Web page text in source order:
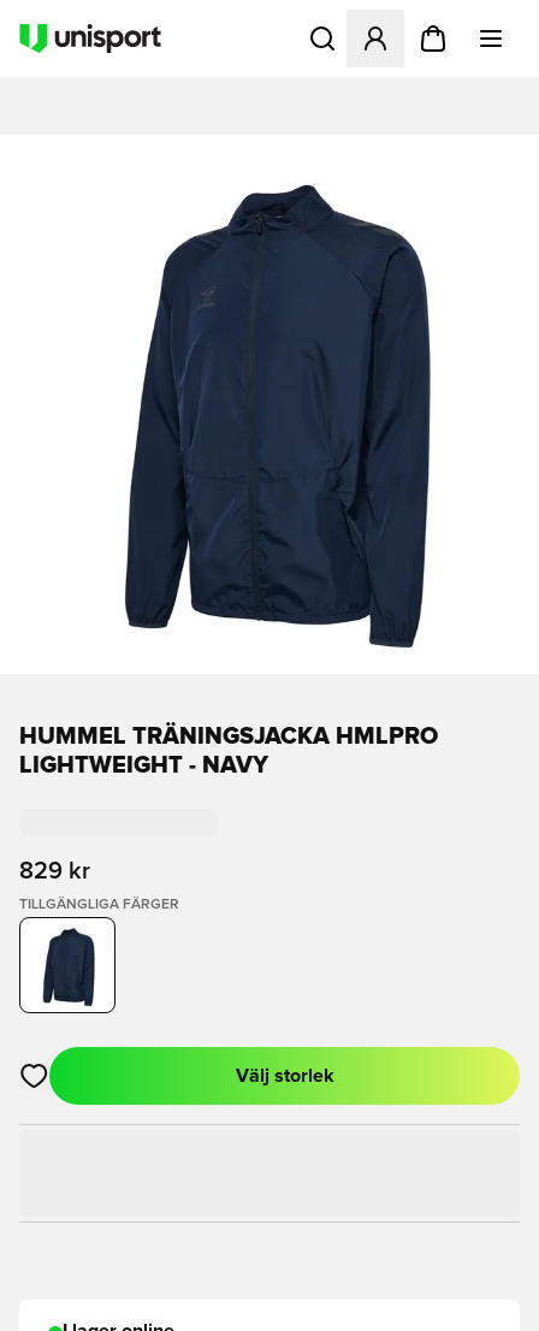
Öppnar en Modal för att
HUMMEL TRÄNINGSJACKA HMLPRO
LIGHTWEIGHT - NAVY
829 kr
TILLGÄNGLIGA FÄRGER
Öppnar en Modal för att logga in eller registrera dig som
Välj storlek